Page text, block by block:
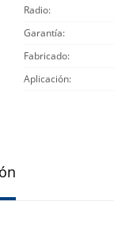
Radio
Garantía
Fabricado
Aplicación